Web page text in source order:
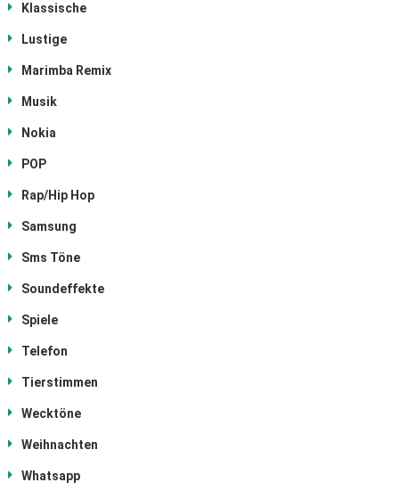
Klassische
Lustige
Marimba Remix
Musik
Nokia
POP
Rap/Hip Hop
Samsung
Sms Töne
Soundeffekte
Spiele
Telefon
Tierstimmen
Wecktöne
Weihnachten
Whatsapp